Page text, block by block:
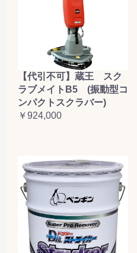
【代引不可】蔵王 スク
ラブメイトB5 (振動型コ
ンパクトスクラバー)
￥924,000